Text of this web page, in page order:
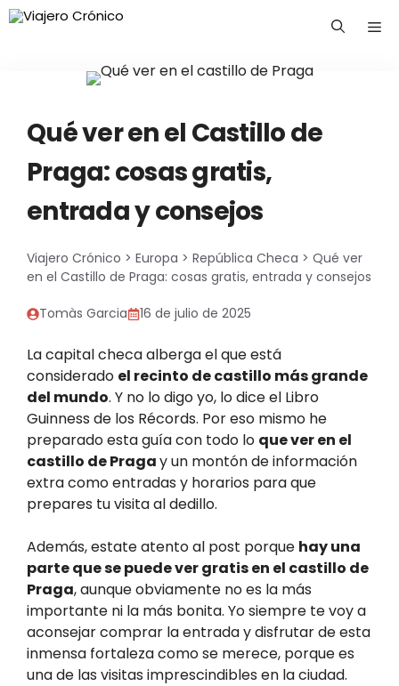
Saltar
Qué ver en el Castillo de
Praga: cosas gratis,
entrada y consejos
Viajero Crónico > Europa > República Checa > Qué ver
en el Castillo de Praga: cosas gratis, entrada y consejos
Tomàs Garcia 16 de julio de 2025
La capital checa alberga el que está
considerado el recinto de castillo más grande
del mundo. Y no lo digo yo, lo dice el Libro
Guinness de los Récords. Por eso mismo he
preparado esta guía con todo lo que ver en el
castillo de Pragay un montón de información
extra como entradas y horarios para que
prepares tu visita al dedillo.
Además, estate atento al post porque hay una
parte que se puede ver gratis en el castillo de
Praga, aunque obviamente no es la más
importante ni la más bonita. Yo siempre te voy a
aconsejar comprar la entrada y disfrutar de esta
inmensa fortaleza como se merece, porque es
una de las visitas imprescindibles en la ciudad.